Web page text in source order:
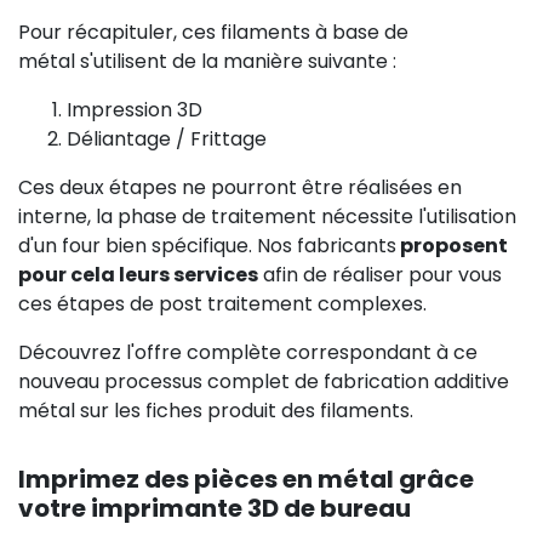
Pour récapituler, ces filaments à base de
métal s'utilisent de la manière suivante :
Impression 3D
Déliantage / Frittage
Ces deux étapes ne pourront être réalisées en
interne, la phase de traitement nécessite l'utilisation
d'un four bien spécifique. Nos fabricants proposent
pour cela leurs servicesafin de réaliser pour vous
ces étapes de post traitement complexes.
Découvrez l'offre complète correspondant à ce
nouveau processus complet de fabrication additive
métal sur les fiches produit des filaments.
Imprimez des pièces en métal grâce
votre imprimante 3D de bureau